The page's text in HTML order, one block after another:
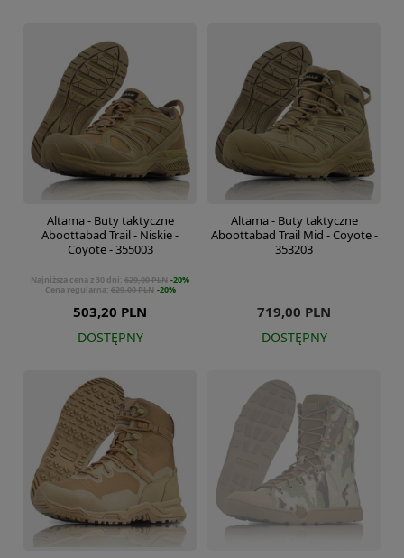
Altama - Buty taktyczne
Aboottabad Trail - Niskie -
Coyote - 355003
503,20 PLN
Najniższa cena z 30 dni: 629,00 PLN -20%
Cena regularna: 629,00 PLN -20%
DOSTĘPNY
Altama - Buty taktyczne
Aboottabad Trail Mid - Coyote -
353203
719,00 PLN
DOSTĘPNY